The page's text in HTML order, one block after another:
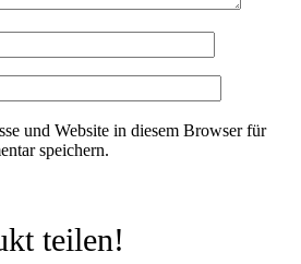
und Website in diesem Browser für
speichern.
teilen!